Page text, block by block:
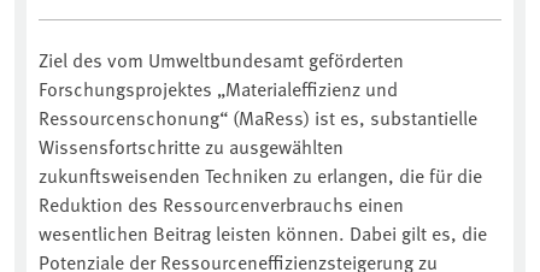
Ziel des vom Umweltbundesamt geförderten
Forschungsprojektes „Materialeffizienz und
Ressourcenschonung“ (MaRess) ist es, substantielle
Wissensfortschritte zu ausgewählten
zukunftsweisenden Techniken zu erlangen, die für die
Reduktion des Ressourcenverbrauchs einen
wesentlichen Beitrag leisten können. Dabei gilt es, die
Potenziale der Ressourceneffizienzsteigerung zu